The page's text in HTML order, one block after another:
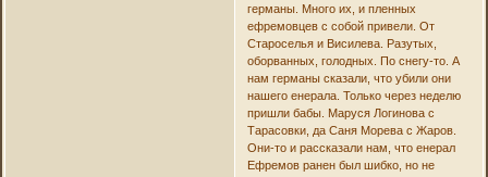
германы. Много их, и пленных
ефремовцев с собой привели. От
Староселья и Висилева. Разутых,
оборванных, голодных. По снегу-то. А
нам германы сказали, что убили они
нашего енерала. Только через неделю
пришли бабы. Маруся Логинова с
Тарасовки, да Саня Морева с Жаров.
Они-то и рассказали нам, что енерал
Ефремов ранен был шибко, но не